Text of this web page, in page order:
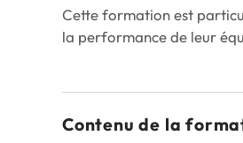
Cette formation est
la performance de leur
Contenu de la